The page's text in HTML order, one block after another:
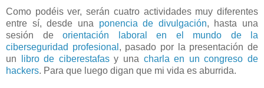
Como podéis ver, serán cuatro actividades muy diferentes
entre sí, desde una ponencia de divulgación, hasta una
sesión de orientación laboral en el mundo de la
ciberseguridad profesional , pasado por la presentación de
un
libro de ciberestafasy una charla en un congreso de
hackers. Para que luego digan que mi vida es aburrida.